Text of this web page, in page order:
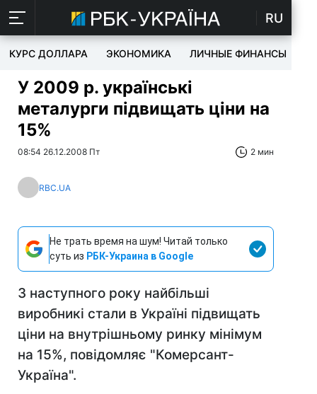
RU
КУРС ДОЛЛАРА ЭКОНОМИКА ЛИЧНЫЕ ФИНАНСЫ
У 2009 р. українські
металурги підвищать ціни на
15%
08:54 26.12.2008 Пт 2 мин
RBC.UA
Не трать время на шум! Читай только
суть из РБК-Украина в Google
З наступного року найбільші
виробникі стали в Україні підвищать
ціни на внутрішньому ринку мінімум
на 15%, повідомляє "Комерсант-
Україна".